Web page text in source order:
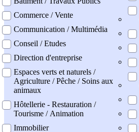
Commerce / Vente
Communication / Multimédia
Conseil / Etudes
Direction d'entreprise
Espaces verts et naturels /
Agriculture / Pêche / Soins aux
animaux
Hôtellerie - Restauration /
Tourisme / Animation
Immobilier